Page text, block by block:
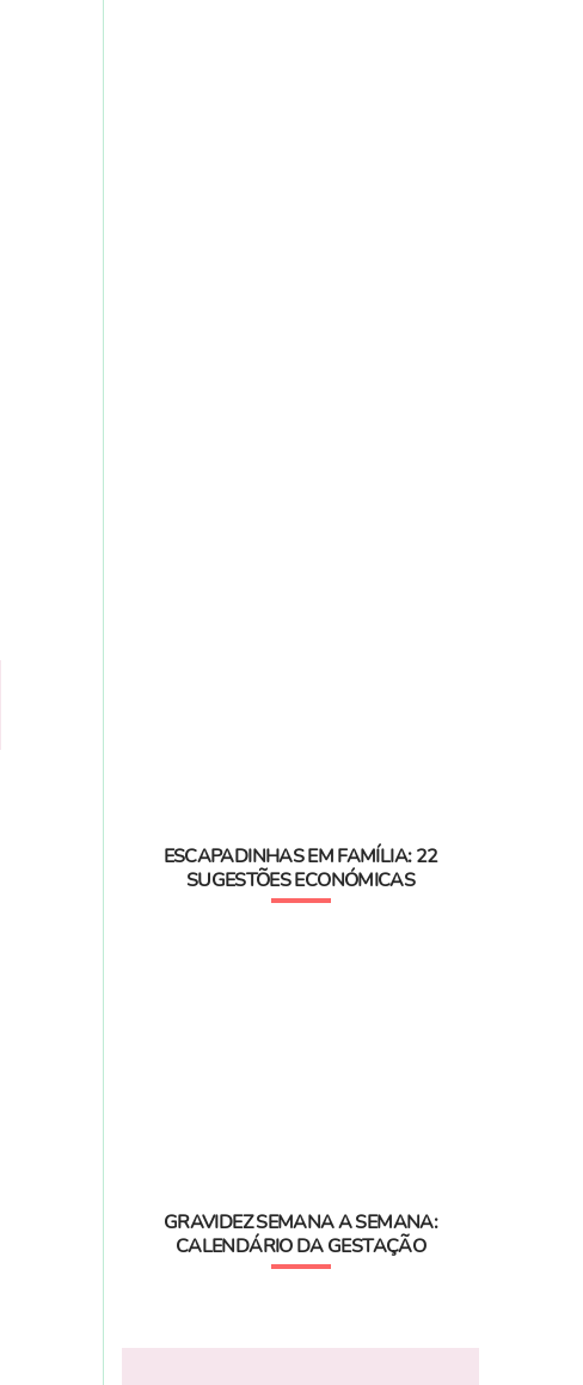
ESCAPADINHAS EM FAMÍLIA: 22
SUGESTÕES ECONÓMICAS
GRAVIDEZ SEMANA A SEMANA:
CALENDÁRIO DA GESTAÇÃO